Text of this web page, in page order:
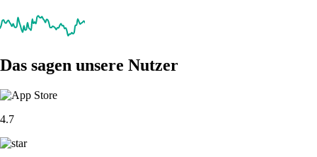
Das sagen unsere Nutzer
4.7